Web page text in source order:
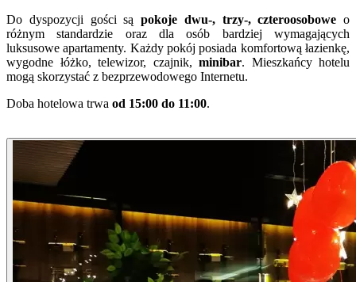
Do dyspozycji gości są pokoje dwu-, trzy-, czteroosobowe o
różnym standardzie oraz dla osób bardziej wymagających
luksusowe apartamenty. Każdy pokój posiada komfortową łazienkę,
wygodne łóżko, telewizor, czajnik, minibar. Mieszkańcy hotelu
mogą skorzystać z bezprzewodowego Internetu.
Doba hotelowa trwa od 15:00 do 11:00.